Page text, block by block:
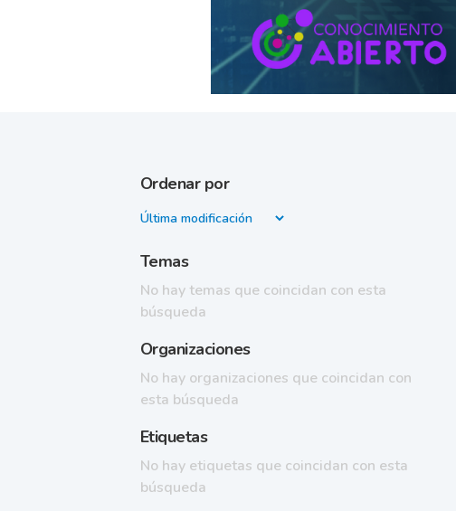
Ordenar por
Temas
No hay temas que coincidan con esta
búsqueda
Organizaciones
No hay organizaciones que coincidan con
esta búsqueda
Etiquetas
No hay etiquetas que coincidan con esta
búsqueda